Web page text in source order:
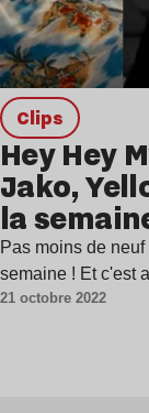
clips
Hey Hey
Jako,
la
Pas moins de
semaine ! Et c'est
21 octobre 2022